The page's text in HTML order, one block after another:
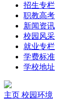
招生专栏
职教高考
新闻资讯
校园风采
就业专栏
学费标准
学校地址
主页 校园环境